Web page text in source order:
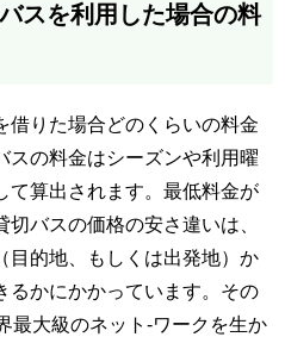
スを利用した場合の料
借りた場合どのくらいの料金
スの料金はシーズンや利用曜
て算出されます。最低料金が
バスの価格の安さ違いは、
目的地、もしくは出発地）か
るかにかかっています。その
最大級のネット-ワークを生か